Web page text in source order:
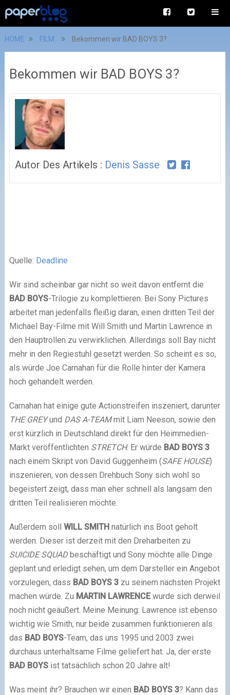
HOME FILM Bekommen wir BAD BOYS 3?
Bekommen wir BAD BOYS 3?
Autor Des Artikels : Denis Sasse
Quelle: Deadline
Wir sind scheinbar gar nicht so weit davon entfernt die
BAD BOYS-Trilogie zu komplettieren. Bei Sony Pictures
arbeitet man jedenfalls fleißig daran, einen dritten Teil der
Michael Bay-Filme mit Will Smith und Martin Lawrence in
den Hauptrollen zu verwirklichen. Allerdings soll Bay nicht
mehr in den Regiestuhl gesetzt werden. So scheint es so,
als würde Joe Carnahan für die Rolle hinter der Kamera
hoch gehandelt werden.
Carnahan hat einige gute Actionstreifen inszeniert, darunter
THE GREYund DAS A-TEAMmit Liam Neeson, sowie den
erst kürzlich in Deutschland direkt für den Heimmedien-
Markt veröffentlichten STRETCH. Er würde BAD BOYS 3
nach einem Skript von David Guggenheim (SAFE HOUSE)
inszenieren, von dessen Drehbuch Sony sich wohl so
begeistert zeigt, dass man eher schnell als langsam den
dritten Teil realisieren möchte.
Außerdem soll WILL SMITHnatürlich ins Boot geholt
werden. Dieser ist derzeit mit den Dreharbeiten zu
SUICIDE SQUADbeschäftigt und Sony möchte alle Dinge
geplant und erledigt sehen, um dem Darsteller ein Angebot
vorzulegen, dass BAD BOYS 3zu seinem nächsten Projekt
machen würde. Zu MARTIN LAWRENCEwurde sich derweil
noch nicht geäußert. Meine Meinung: Lawrence ist ebenso
wichtig wie Smith, nur beide zusammen funktionieren als
das BAD BOYS-Team, das uns 1995 und 2003 zwei
durchaus unterhaltsame Filme geliefert hat. Ja, der erste
BAD BOYSist tatsächlich schon 20 Jahre alt!
Was meint ihr? Brauchen wir einen BAD BOYS 3? Kann das